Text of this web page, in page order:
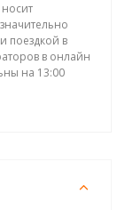
поездкой в
в онлайн
на 13:00